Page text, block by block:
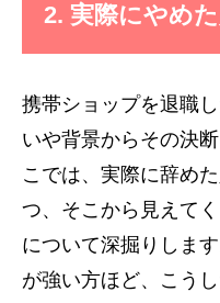
2. 実際にやめ
携帯ショップを退職
いや背景からその決
こでは、実際に辞め
つ、そこから見えて
について深掘りしま
が強い方ほど、こう